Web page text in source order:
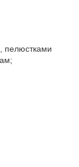
пелюстками